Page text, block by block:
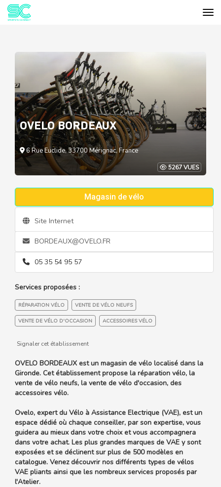
OVELO BORDEAUX
6 Rue Euclide, 33700 Mérignac, France
5267 VUES
Magasin de vélo
Site Internet
BORDEAUX@OVELO.FR
05 35 54 95 57
Services proposées :
RÉPARATION VÉLO VENTE DE VÉLO NEUFS
VENTE DE VÉLO D'OCCASION ACCESSOIRES VÉLO
Signaler cet établissement
OVELO BORDEAUX est un magasin de vélo localisé dans la
Gironde. Cet établissement propose la réparation vélo, la
vente de vélo neufs, la vente de vélo d'occasion, des
accessoires vélo.
Ovelo, expert du Vélo à Assistance Electrique (VAE), est un
espace dédié où chaque conseiller, par son expertise, vous
guidera au mieux dans votre choix et vous accompagnera
dans votre achat. Les plus grandes marques de VAE y sont
exposées et se déclinent sur plus de 500 modèles en
catalogue. Venez découvrir nos différents types de vélos
VAE pliants ainsi que les nombreux services proposés par
l'Atelier.